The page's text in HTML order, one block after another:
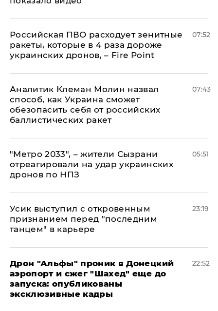
Российская ПВО расходует зенитные
ракеты, которые в 4 раза дороже
украинских дронов, – Fire Point
07:52
Аналитик Клеман Молин назвал
способ, как Украина сможет
обезопасить себя от российских
баллистических ракет
07:43
"Метро 2033", – жители Сызрани
отреагировали на удар украинских
дронов по НПЗ
05:51
Усик выступил с откровенным
признанием перед "последним
танцем" в карьере
23:19
Дрон "Альфы" проник в Донецкий
аэропорт и сжег "Шахед" еще до
запуска: опубликованы
эксклюзивные кадры
22:52